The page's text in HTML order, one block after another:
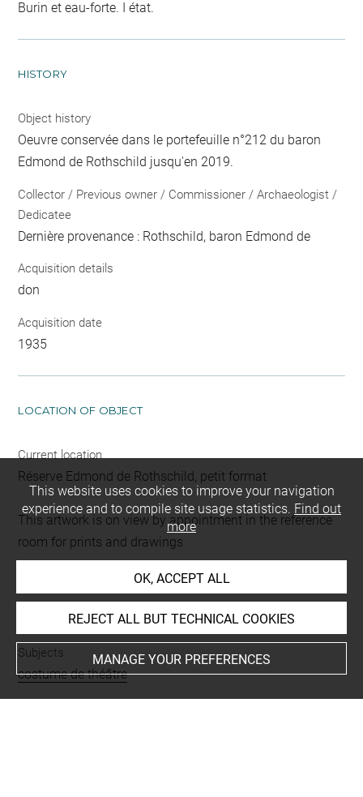
Burin et eau-forte. I état.
HISTORY
Object history
Oeuvre conservée dans le portefeuille n°212 du baron
Edmond de Rothschild jusqu'en 2019.
Collector / Previous owner / Commissioner / Archaeologist /
Dedicatee
Dernière provenance : Rothschild, baron Edmond de
Acquisition details
don
Acquisition date
1935
LOCATION OF OBJECT
Current location
Réserve Edmond de Rothschild, petit format
This artwork is on view by appointment in the reference
room for prints and drawings
Subjects
costume de théâtre
This website uses cookies to improve your navigation
experience and to compile site usage statistics. Find out
more
OK, ACCEPT ALL
REJECT ALL BUT TECHNICAL COOKIES
MANAGE YOUR PREFERENCES